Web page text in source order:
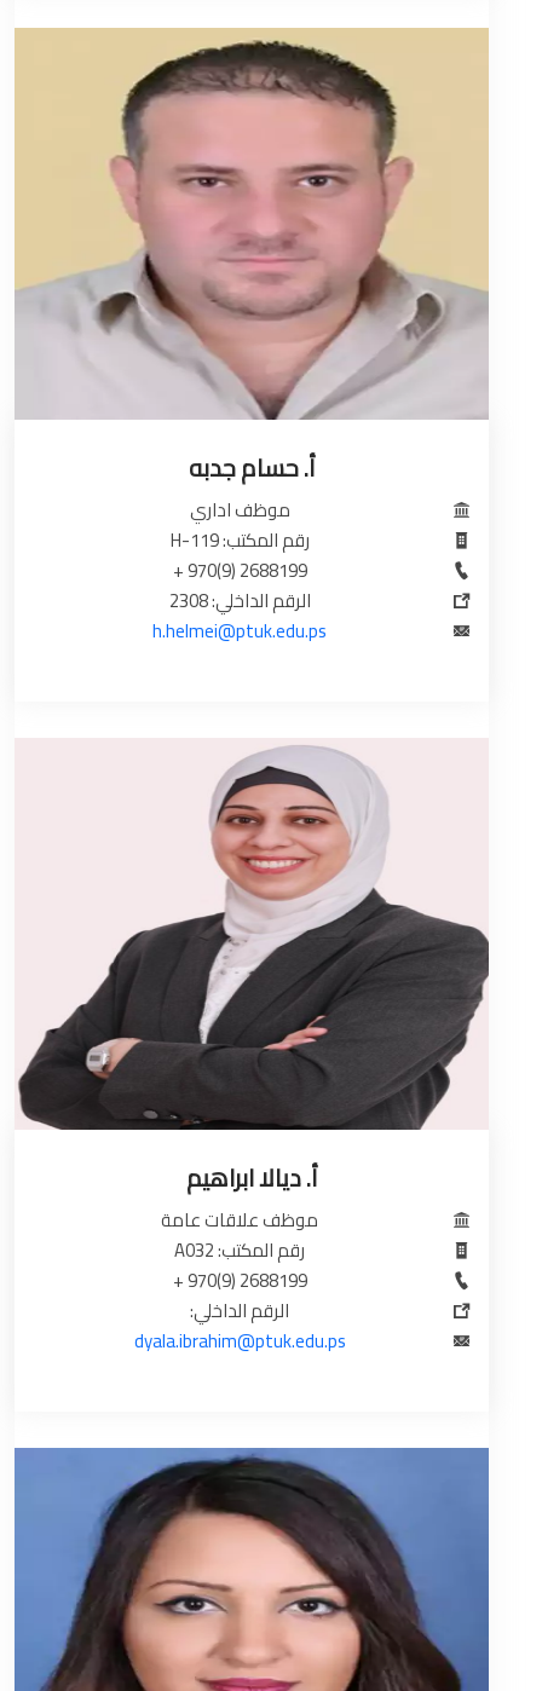
أ. حسام جدبه
موظف اداري
رقم المكتب: H-119
2688199 (9)970 +
الرقم الداخلي: 2308
h.helmei@ptuk.edu.ps
أ. ديالا ابراهيم
موظف علاقات عامة
رقم المكتب: A032
2688199 (9)970 +
الرقم الداخلي:
dyala.ibrahim@ptuk.edu.ps